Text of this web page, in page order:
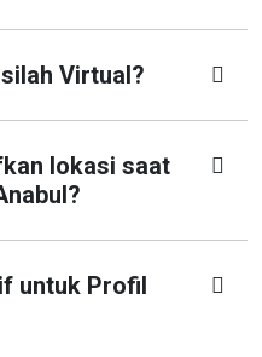
Virtual?
lokasi saat
untuk Profil